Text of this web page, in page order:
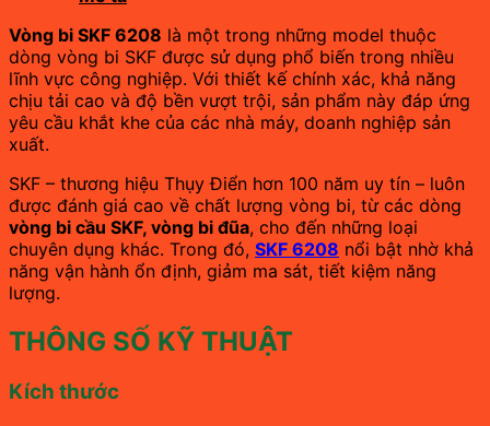
Vòng bi SKF 6208 là một trong những model thuộc
dòng vòng bi SKF được sử dụng phổ biến trong nhiều
lĩnh vực công nghiệp. Với thiết kế chính xác, khả năng
chịu tải cao và độ bền vượt trội, sản phẩm này đáp ứng
yêu cầu khắt khe của các nhà máy, doanh nghiệp sản
xuất.
SKF – thương hiệu Thụy Điển hơn 100 năm uy tín – luôn
được đánh giá cao về chất lượng vòng bi, từ các dòng
vòng bi cầu SKF, vòng bi đũa, cho đến những loại
chuyên dụng khác. Trong đó, SKF 6208 nổi bật nhờ khả
năng vận hành ổn định, giảm ma sát, tiết kiệm năng
lượng.
THÔNG SỐ KỸ THUẬT
Kích thước